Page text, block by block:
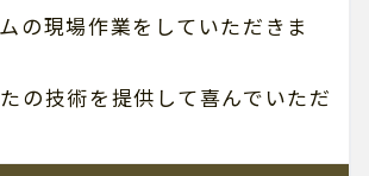
の現場作業をしていただきま
の技術を提供して喜んでいただ